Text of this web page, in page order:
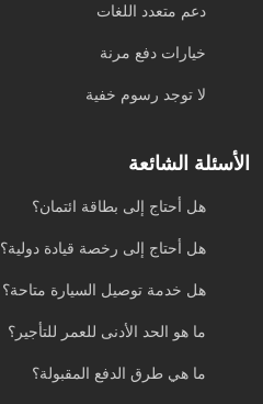
دعم متعدد اللغات
خيارات دفع مرنة
لا توجد رسوم خفية
الأسئلة الشائعة
هل أحتاج إلى بطاقة ائتمان؟
هل أحتاج إلى رخصة قيادة دولية؟
هل خدمة توصيل السيارة متاحة؟
ما هو الحد الأدنى للعمر للتأجير؟
ما هي طرق الدفع المقبولة؟